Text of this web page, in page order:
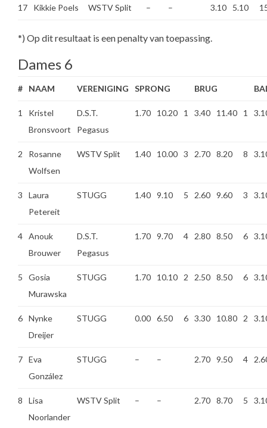
17 Kikkie Poels WSTV Split – – 3.10 5.10
*) Op dit resultaat is een penalty van toepassing.
Dames 6
# NAAM VERENIGING SPRONG BRUG
1
Kristel
Bronsvoort
D.S.T.
Pegasus
1.70 10.20 1 3.40 11.40 1
2
Rosanne
Wolfsen
WSTV Split 1.40 10.00 3 2.70 8.20 8
3
Laura
Petereit
STUGG 1.40 9.10 5 2.60 9.60 3
4 Anouk
Brouwer
D.S.T.
Pegasus
1.70 9.70 4 2.80 8.50 6
5
Gosia
Murawska
STUGG 1.70 10.10 2 2.50 8.50 6
6 Nynke
Dreijer
STUGG 0.00 6.50 6 3.30 10.80 2
7 Eva
González
STUGG – – 2.70 9.50 4
8
Lisa
Noorlander
WSTV Split – – 2.70 8.70 5